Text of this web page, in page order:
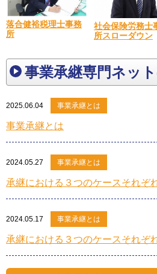
落合健裕税理士事務
所
社会保険労務士
所スローダウン
事業承継専門ネッ
2025.06.04 事業承継とは
事業承継とは
2024.05.27 事業承継とは
承継における３つのケースそれぞ
2024.05.17 事業承継とは
承継における３つのケースそれぞ